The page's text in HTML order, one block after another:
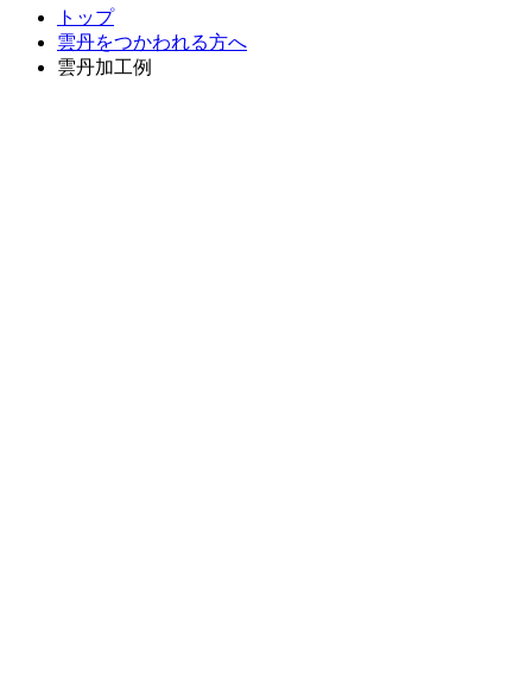
トップ
雲丹をつかわれる方へ
雲丹加工例